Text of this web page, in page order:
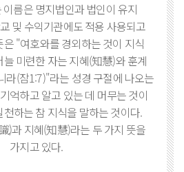
름은 명지법인과 법인이 유지
및 수익기관에도 적용 사용되고
은 "여호와를 경외하는 것이 지식
미련한 자는 지혜(知慧)와 훈계
라(잠1:7)"라는 성경 구절에 나오는
억하고 알고 있는 데 머무는 것이
하는 참 지식을 말하는 것이다.
)과 지혜(知慧)라는 두 가지 뜻을
가지고 있다.